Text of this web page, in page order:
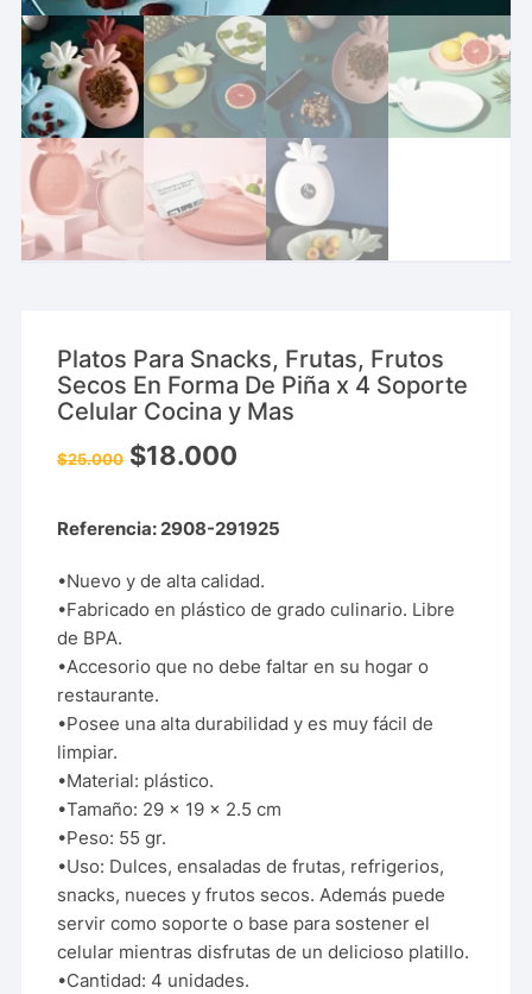
Platos Para Snacks, Frutas, Frutos
Secos En Forma De Piña x 4 Soporte
Celular Cocina y Mas
$25.000 $18.000
Referencia: 2908-291925
•Nuevo y de alta calidad.
•Fabricado en plástico de grado culinario. Libre
de BPA.
•Accesorio que no debe faltar en su hogar o
restaurante.
•Posee una alta durabilidad y es muy fácil de
limpiar.
•Material: plástico.
•Tamaño: 29 x 19 x 2.5 cm
•Peso: 55 gr.
•Uso: Dulces, ensaladas de frutas, refrigerios,
snacks, nueces y frutos secos. Además puede
servir como soporte o base para sostener el
celular mientras disfrutas de un delicioso platillo.
•Cantidad: 4 unidades.